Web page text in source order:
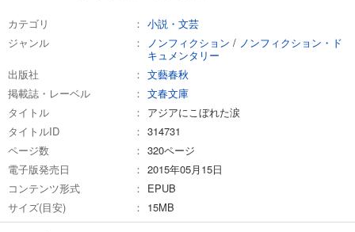
カテゴリ
小説・文芸
ジャンル
ノンフィクション / ノンフィクション・ド
キュメンタリー
出版社
文藝春秋
掲載誌・レーベル
文春文庫
タイトル
アジアにこぼれた涙
タイトルID
314731
ページ数
320ページ
電子版発売日
2015年05月15日
コンテンツ形式
EPUB
サイズ(目安)
15MB